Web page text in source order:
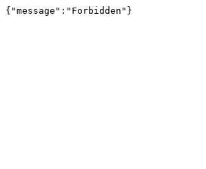
{"message":"Forbidden"}